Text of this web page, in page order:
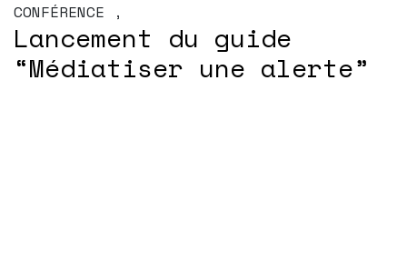
CONFÉRENCE ,
Lancement du guide
“Médiatiser une alerte”